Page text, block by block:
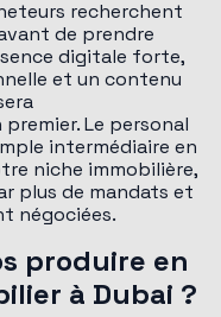
recherchent
de prendre
digitale forte,
et un contenu
Le personal
intermédiaire en
niche immobilière,
plus de mandats et
négociées.
produire en
à Dubai ?